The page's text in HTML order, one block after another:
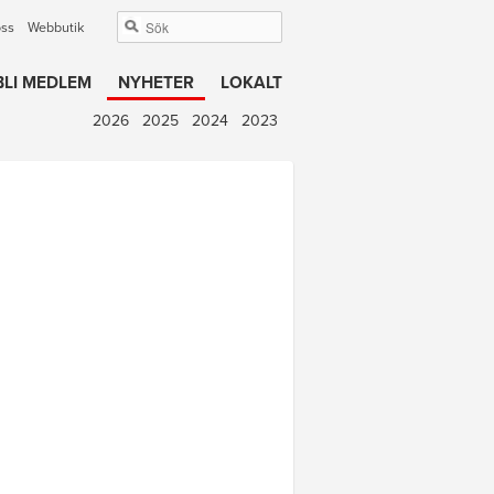
Webbutik
MEDLEM NYHETER LOKALT
2026 2025 2024 2023